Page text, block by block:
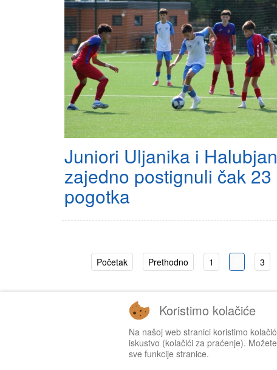
Juniori Uljanika i
zajedno postignuli čak 23
pogotka
Početak Prethodno 1 3
Koristimo kolačiće
Na našoj web stranici koristimo
iskustvo (kolačići za praćenje).
sve funkcije stranice.